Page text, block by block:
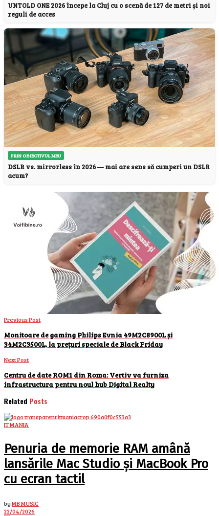
UNTOLD ONE 2026 începe la Cluj cu o scenă de 127 de metri și noi
reguli de acces
PRIN OBIECTIVUL MEU
DSLR vs. mirrorless în 2026 — mai are sens să cumperi un DSLR
acum?
Previous Post
Monitoare de gaming Philips Evnia 49M2C8900L și
34M2C3500L, la prețuri speciale de Black Friday
Next Post
Centru de date ROM1 din Roma: Vertiv va furniza
infrastructura pentru noul hub Digital Realty
Related Posts
IT MANIA
Penuria de memorie RAM amână
lansările Mac Studio și MacBook Pro
cu ecran tactil
byMB MUSIC
22/04/2026